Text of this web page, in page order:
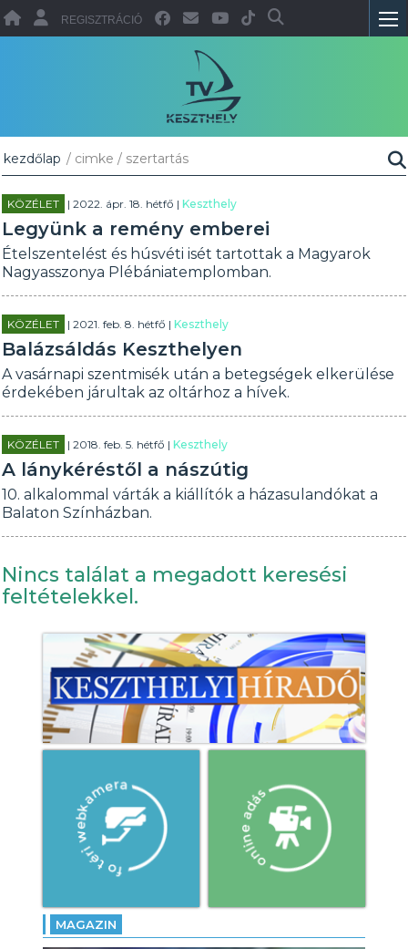
REGISZTRÁCIÓ
kezdőlap / cimke / szertartás
KÖZÉLET | 2022. ápr. 18. hétfő |Keszthely
Legyünk a remény emberei
Ételszentelést és húsvéti isét tartottak a Magyarok
Nagyasszonya Plébániatemplomban.
KÖZÉLET | 2021. feb. 8. hétfő |Keszthely
Balázsáldás Keszthelyen
A vasárnapi szentmisék után a betegségek elkerülése
érdekében járultak az oltárhoz a hívek.
KÖZÉLET | 2018. feb. 5. hétfő |Keszthely
A lánykéréstől a nászútig
10. alkalommal várták a kiállítók a házasulandókat a
Balaton Színházban.
Nincs találat a megadott keresési
feltételekkel.
MAGAZIN